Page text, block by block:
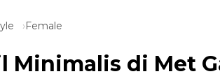
Female
Minimalis di Met